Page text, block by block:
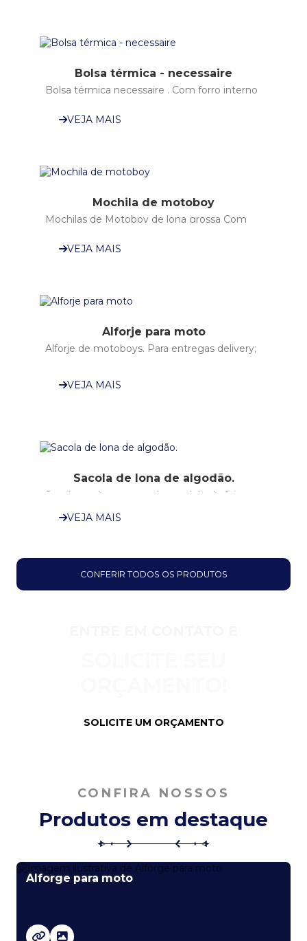
Bolsa térmica - necessaire
Bolsa térmica necessaire . Com forro interno
VEJA MAIS
Mochila de motoboy
Mochilas de Motoboy de lona grossa Com
VEJA MAIS
Alforje para moto
Alforje de motoboys. Para entregas delivery;
grossa. Lona de caminhão. A melhor
VEJA MAIS
Sacola de lona de algodão.
Sacola em lona encerada, modelo de feira
VEJA MAIS
CONFERIR TODOS OS PRODUTOS
SOLICITE UM ORÇAMENTO
CONFIRA NOSSOS
Produtos em destaque
Alforge para moto